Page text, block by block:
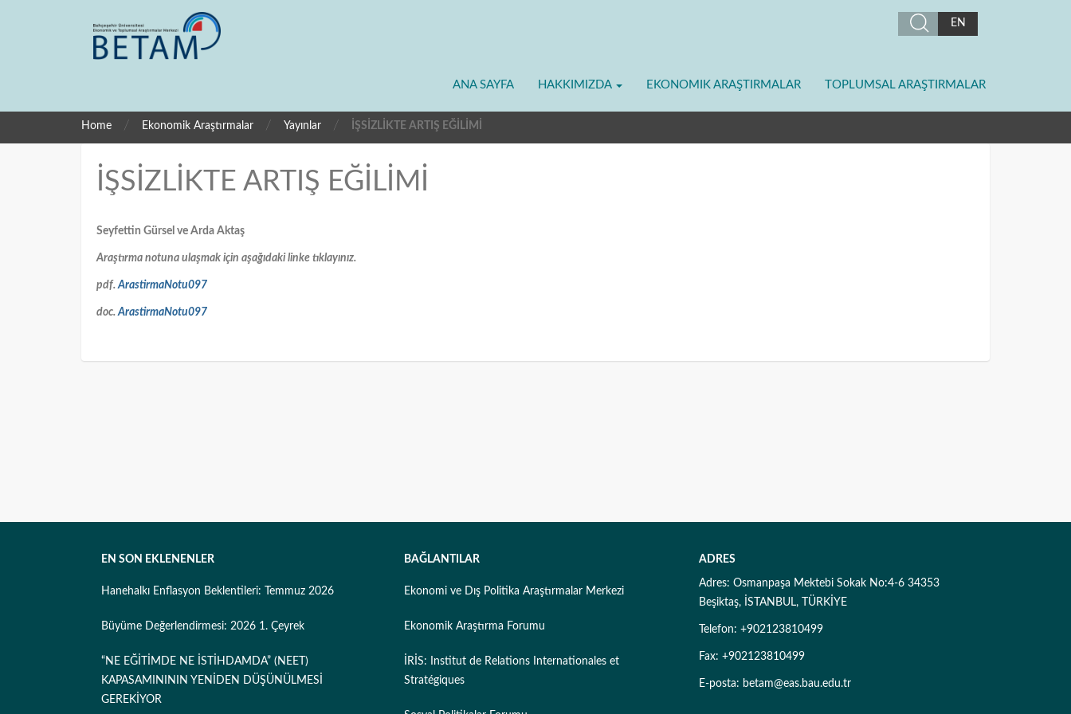
EN
ANA SAYFA HAKKIMIZDA EKONOMIK ARAŞTIRMALAR TOPLUMSAL ARAŞTIRMALAR
Home / Ekonomik Araştırmalar / Yayınlar / İŞSİZLİKTE ARTIŞ EĞİLİMİ
İŞSİZLİKTE ARTIŞ EĞİLİMİ
Seyfettin Gürsel ve Arda Aktaş
Araştırma notuna ulaşmak için aşağıdaki linke tıklayınız.
pdf.ArastirmaNotu097
doc.ArastirmaNotu097
EN SON EKLENENLER
Hanehalkı Enflasyon Beklentileri: Temmuz 2026
Büyüme Değerlendirmesi: 2026 1. Çeyrek
“NE EĞİTİMDE NE İSTİHDAMDA” (NEET)
KAPASAMINININ YENİDEN DÜŞÜNÜLMESİ
GEREKİYOR
BAĞLANTILAR
Ekonomi ve Dış Politika Araştırmalar Merkezi
Ekonomik Araştırma Forumu
İRİS: Institut de Relations Internationales et
Stratégiques
ADRES
Adres: Osmanpaşa Mektebi Sokak No:4-6 34353
Beşiktaş, İSTANBUL, TÜRKİYE
Telefon: +902123810499
Fax: +902123810499
E-posta: betam@eas.bau.edu.tr